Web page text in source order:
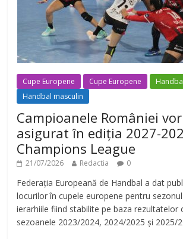
Cupe Europene Cupe Europene
Handbal masculin
Campioanele României
asigurat în ediția 2027-
Champions League
21/07/2026 Redactia 0
Federația Europeană de Handbal a dat
locurilor în cupele europene pentru
ierarhiile fiind stabilite pe baza rezultatelor
sezoanele 2023/2024, 2024/2025 și 2025/